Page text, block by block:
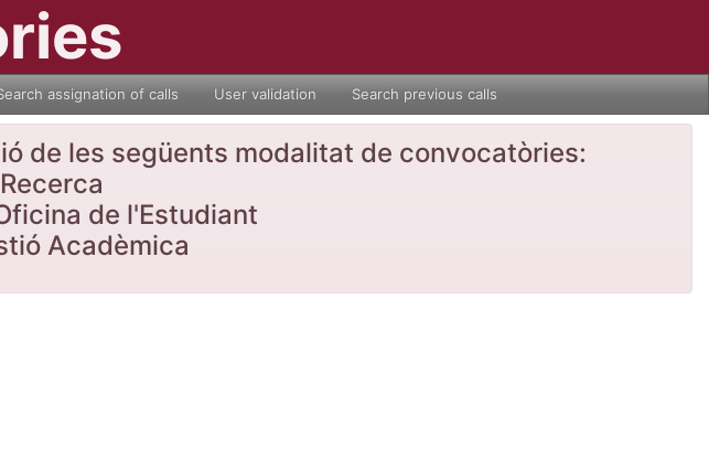
assignation of calls User validation Search previous calls
de les següents modalitat de convocatòries:
de l'Estudiant
Acadèmica